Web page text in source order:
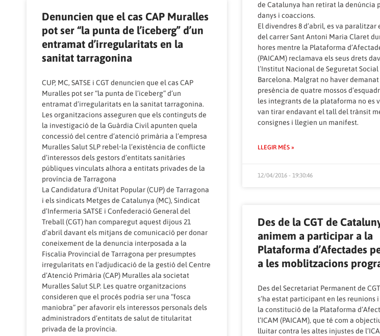
Denuncien que el cas CAP Muralles
pot ser “la punta de l’iceberg” d’un
entramat d’irregularitats en la
sanitat tarragonina
CUP, MC, SATSE i CGT denuncien que el cas CAP
Muralles pot ser “la punta de l’iceberg” d’un
entramat d’irregularitats en la sanitat tarragonina.
Les organitzacions asseguren que els continguts de
la investigació de la Guàrdia Civil apunten quela
concessió del centre d’atenció primària a l’empresa
Muralles Salut SLP rebel•la l’existència de conflicte
d’interessos dels gestors d’entitats sanitàries
públiques vinculats alhora a entitats privades de la
província de Tarragona
La Candidatura d’Unitat Popular (CUP) de Tarragona
i els sindicats Metges de Catalunya (MC), Sindicat
d’Infermeria SATSE i Confederació General del
Treball (CGT) han comparegut aquest dijous 21
d’abril davant els mitjans de comunicació per donar
coneixement de la denuncia interposada a la
Fiscalia Provincial de Tarragona per presumptes
irregularitats en l’adjudicació de la gestió del Centre
d’Atenció Primària (CAP) Muralles ala societat
Muralles Salut SLP. Les quatre organitzacions
consideren que el procés podria ser una “fosca
maniobra” per afavorir els interessos personals dels
administradors d’entitats de salut de titularitat
privada de la província.
de Catalunya han retirat la denúncia
danys i coaccions.
El divendres 8 d’abril, es va
del carrer Sant Antoni Maria Claret
hores mentre la Plataforma
(PAICAM) reclamava els seus drets
l’Institut Nacional de Seguretat Social
Barcelona. Malgrat no haver
presència de quatre mossos
les integrants de la plataforma no es
van tirar endavant el tall del trànsit
consignes i llegien un manifest.
LLEGIR MÉS »
12/04/2016 - 19:30:46
Des de la CGT de
animem a participar a la
Plataforma d’Afectades
a les moblitzacions
Des del Secretariat Permanent de
s’ha estat participant en les reunions i
la constitució de la Plataforma
l’ICAM (PAICAM), que té com a
lluitar contra les altes injustes de